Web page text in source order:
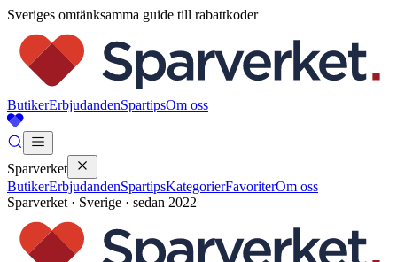
Sveriges omtänksamma guide till rabattkoder
ButikerErbjudandenSpartipsOm oss
Sparverket
ButikerErbjudandenSpartipsKategorierFavoriterOm oss
Sparverket · Sverige · sedan 2022